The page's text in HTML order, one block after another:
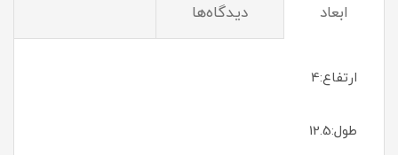
ابعاد دیدگاه‌ها
ارتفاع:4
طول:12.5